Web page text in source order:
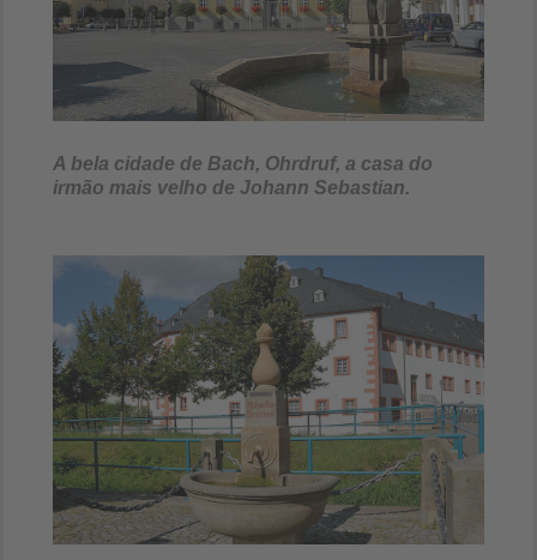
A bela cidade de Bach, Ohrdruf, a casa do
irmão mais velho de Johann Sebastian.